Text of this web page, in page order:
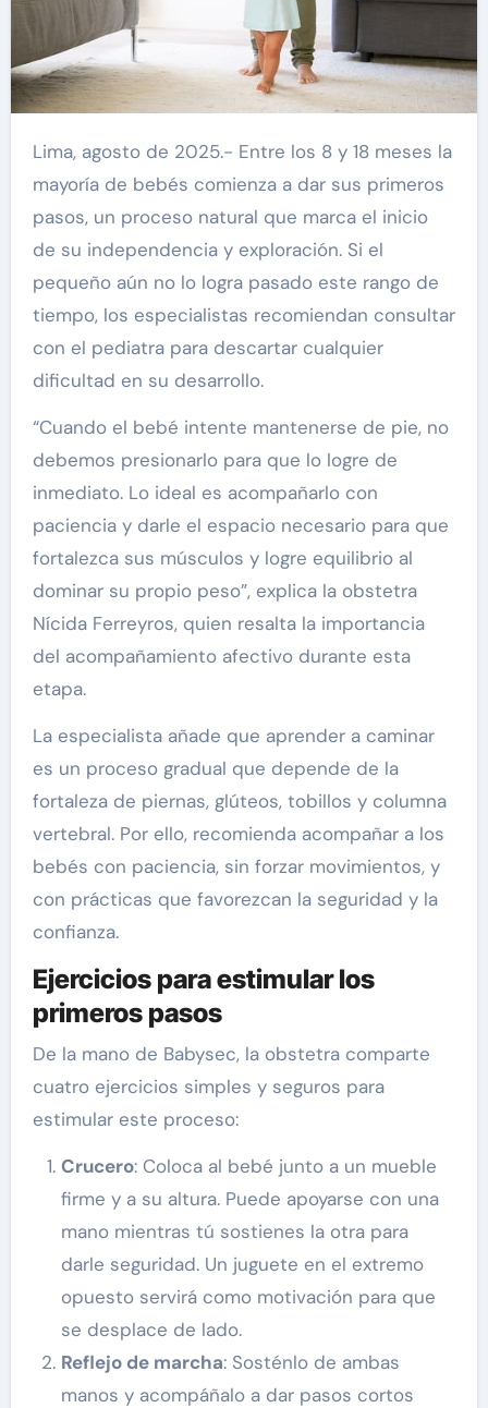
Lima, agosto de 2025.- Entre los 8 y 18 meses la
mayoría de bebés comienza a dar sus primeros
pasos, un proceso natural que marca el inicio
de su independencia y exploración. Si el
pequeño aún no lo logra pasado este rango de
tiempo, los especialistas recomiendan consultar
con el pediatra para descartar cualquier
dificultad en su desarrollo.
“Cuando el bebé intente mantenerse de pie, no
debemos presionarlo para que lo logre de
inmediato. Lo ideal es acompañarlo con
paciencia y darle el espacio necesario para que
fortalezca sus músculos y logre equilibrio al
dominar su propio peso”, explica la obstetra
Nícida Ferreyros, quien resalta la importancia
del acompañamiento afectivo durante esta
etapa.
La especialista añade que aprender a caminar
es un proceso gradual que depende de la
fortaleza de piernas, glúteos, tobillos y columna
vertebral. Por ello, recomienda acompañar a los
bebés con paciencia, sin forzar movimientos, y
con prácticas que favorezcan la seguridad y la
confianza.
Ejercicios para estimular los
primeros pasos
De la mano de Babysec, la obstetra comparte
cuatro ejercicios simples y seguros para
estimular este proceso:
Crucero: Coloca al bebé junto a un mueble
firme y a su altura. Puede apoyarse con una
mano mientras tú sostienes la otra para
darle seguridad. Un juguete en el extremo
opuesto servirá como motivación para que
se desplace de lado.
Reflejo de marcha: Sosténlo de ambas
manos y acompáñalo a dar pasos cortos